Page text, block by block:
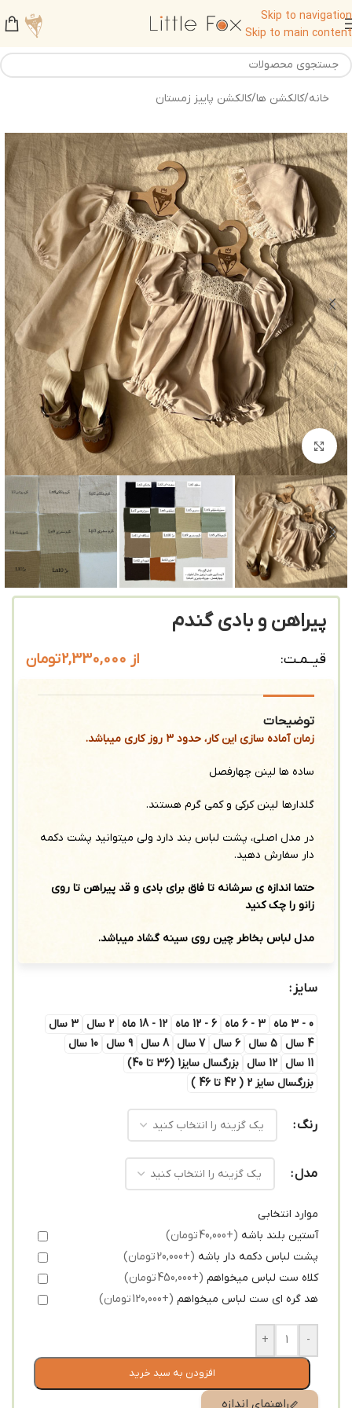
Skip to navigation
Skip to main content
خانه/کالکشن ها/کالکشن پاییز زمستان
بزرگنمایی تصویر
پیراهن و بادی گندم
قیــمـت: از 2,330,000تومان
توضیحات
زمان آماده سازی این کار، حدود 3 روز کاری میباشد.
ساده ها لینن چهارفصل
گلدارها لینن کرکی و کمی گرم هستند.
در مدل اصلی، پشت لباس بند دارد ولی میتوانید پشت دکمه
دار سفارش دهید.
حتما اندازه ی سرشانه تا فاق برای بادی و قد پیراهن تا روی
زانو را چک کنید
مدل لباس بخاطر چین روی سینه گشاد میباشد.
سایز
0 - 3 ماه 3 - 6 ماه 6 - 12 ماه 12 - 18 ماه 2 سال
3 سال
4 سال
5 سال 6 سال 7 سال 8 سال 9 سال
10 سال
11 سال
12 سال
بزرگسال سایز1 (36 تا 40)
بزرگسال سایز 2 ( 42 تا 46 )
رنگ
مدل
موارد انتخابی
آستین بلند باشه (+40,000 تومان)
پشت لباس دکمه دار باشه (+20,000 تومان)
کلاه ست لباس میخواهم (+450,000 تومان)
هد گره ای ست لباس میخواهم (+120,000 تومان)
-
+
افزودن به سبد خرید
راهنمای اندازه